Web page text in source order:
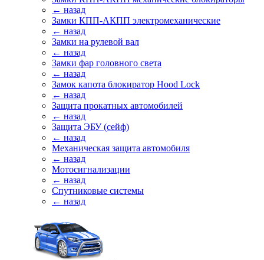
← назад
Замки КПП-АКПП электромеханические
← назад
Замки на рулевой вал
← назад
Замки фар головного света
← назад
Замок капота блокиратор Hood Lock
← назад
Защита прокатных автомобилей
← назад
Защита ЭБУ (сейф)
← назад
Механическая защита автомобиля
← назад
Мотосигнализации
← назад
Спутниковые системы
← назад